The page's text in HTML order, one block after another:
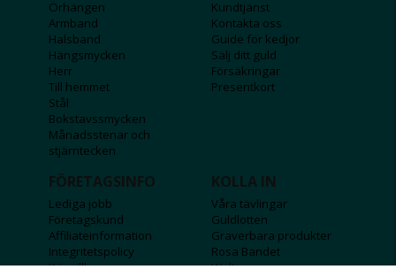
Örhängen
Armband
Halsband
Hängsmycken
Herr
Till hemmet
Stål
Bokstavssmycken
Månadsstenar och
stjärntecken
Kundtjänst
Kontakta oss
Guide för kedjor
Sälj ditt guld
Försäkringar
Presentkort
FÖRETAGSINFO
Lediga jobb
Företagskund
Affiliateinformation
Integritetspolicy
Köpvillkor
KOLLA IN
Våra tävlingar
Guldlotten
Graverbara produkter
Rosa Bandet
Wolt